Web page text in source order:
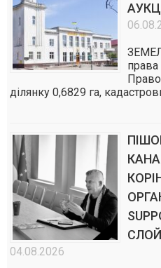
ділянку 0,6829 га,
04.08.2026